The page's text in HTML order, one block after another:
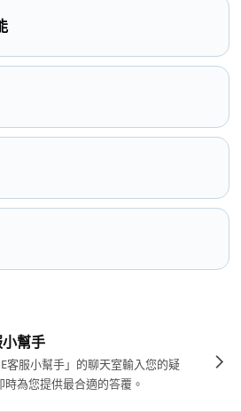
幫手
客服小幫手」的聊天室輸入您的疑
為您提供最合適的答覆。